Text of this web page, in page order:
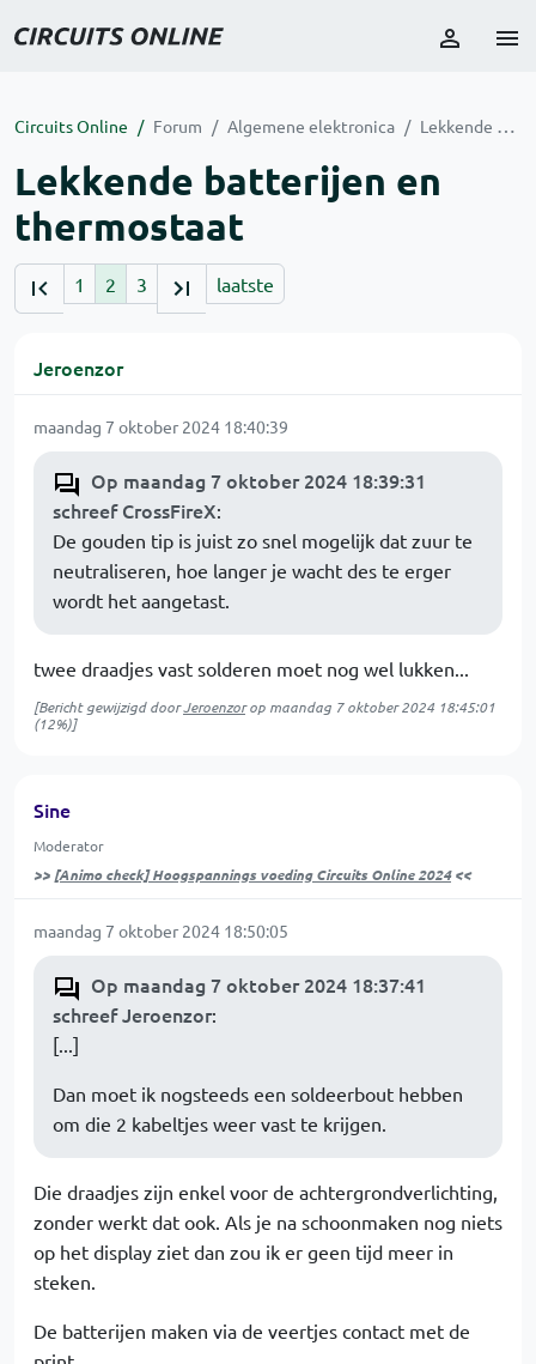
Circuits Online Forum Algemene elektronica Lekkende batterijen en thermostaat
Lekkende batterijen en
thermostaat
1 2 3 laatste
Jeroenzor
maandag 7 oktober 2024 18:40:39
Op maandag 7 oktober 2024 18:39:31
schreef CrossFireX:
De gouden tip is juist zo snel mogelijk dat zuur te
neutraliseren, hoe langer je wacht des te erger
wordt het aangetast.
twee draadjes vast solderen moet nog wel lukken...
[Bericht gewijzigd doorJeroenzorop maandag 7 oktober 2024 18:45:01
(12%)]
Sine
Moderator
>> [Animo check] Hoogspannings voeding Circuits Online 2024<<
maandag 7 oktober 2024 18:50:05
Op maandag 7 oktober 2024 18:37:41
schreef Jeroenzor:
[...]
Dan moet ik nogsteeds een soldeerbout hebben
om die 2 kabeltjes weer vast te krijgen.
Die draadjes zijn enkel voor de achtergrondverlichting,
zonder werkt dat ook. Als je na schoonmaken nog niets
op het display ziet dan zou ik er geen tijd meer in
steken.
De batterijen maken via de veertjes contact met de